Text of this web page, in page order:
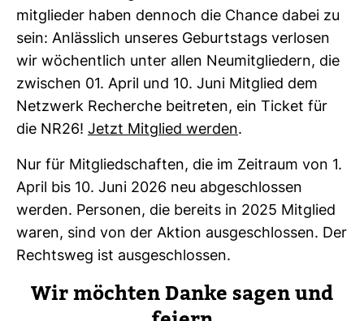
mit­glieder haben den­noch die Chance dabei zu
sein: Anläss­lich unseres Geburts­tags ver­losen
wir wöchent­lich unter allen Neu­mit­glie­dern, die
zwi­schen 01. April und 10. Juni Mit­glied dem
Netz­werk Recherche bei­treten, ein Ticket für
die NR26! Jetzt Mit­glied werden.
Nur für Mit­glied­schaften, die im Zeit­raum von 1.
April bis 10. Juni 2026 neu abge­schlossen
werden. Per­sonen, die bereits in 2025 Mit­glied
waren, sind von der Aktion aus­ge­schlossen. Der
Rechtsweg ist aus­ge­schlossen.
Wir möchten Danke sagen und